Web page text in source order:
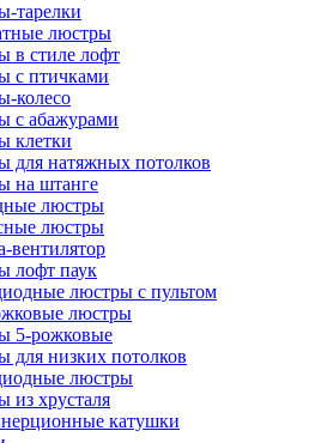
тарелки
люстры
в стиле лофт
с птичками
колесо
с абажурами
клетки
для натяжных потолков
на штанге
люстры
люстры
вентилятор
лофт паук
люстры с пультом
люстры
5-рожковые
для низких потолков
люстры
из хрусталя
катушки